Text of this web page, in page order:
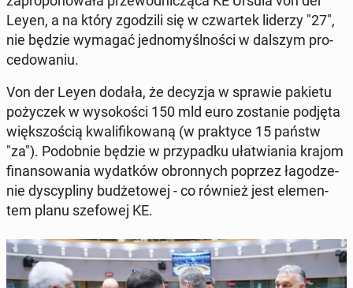
Leyen, a na który zgo­dzi­li się w czwar­tek liderzy "27",
nie będzie wymagać jed­no­myśl­no­ści w dalszym pro­
ce­do­wa­niu.
Von der Leyen dodała, że decyzja w sprawie pakietu
po­ży­czek w wy­so­ko­ści 150 mld euro zo­sta­nie podjęta
więk­szo­ścią kwa­li­fi­ko­wa­ną (w prak­ty­ce 15 państw
"za"). Po­dob­nie będzie w przy­pad­ku uła­twia­nia krajom
fi­nan­so­wa­nia wy­dat­ków obron­nych poprzez ła­go­dze­
nie dys­cy­pli­ny bu­dże­to­wej - co również jest ele­men­
tem planu sze­fo­wej KE.